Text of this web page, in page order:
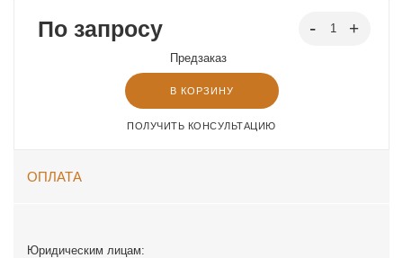
По запросу
Предзаказ
В КОРЗИНУ
ПОЛУЧИТЬ КОНСУЛЬТАЦИЮ
ОПЛАТА
Юридическим лицам: